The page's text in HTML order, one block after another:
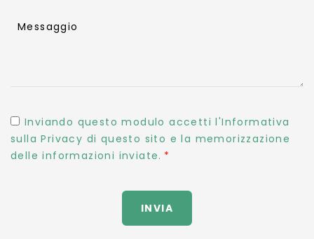
Messaggio
Inviando questo modulo accetti l'Informativa
sulla Privacy di questo sito e la memorizzazione
delle informazioni inviate.
INVIA